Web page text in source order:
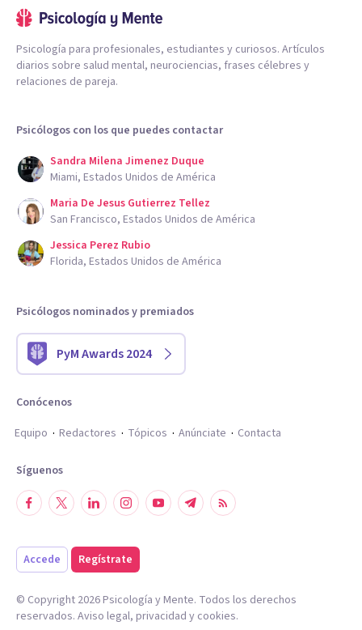
Psicología para profesionales, estudiantes y curiosos. Artículos
diarios sobre salud mental, neurociencias, frases célebres y
relaciones de pareja.
Psicólogos con los que puedes contactar
Sandra Milena Jimenez Duque
Miami, Estados Unidos de América
Maria De Jesus Gutierrez Tellez
San Francisco, Estados Unidos de América
Jessica Perez Rubio
Florida, Estados Unidos de América
Psicólogos nominados y premiados
PyM Awards 2024
Conócenos
Equipo
Redactores Tópicos Anúnciate Contacta
Síguenos
Accede Regístrate
© Copyright 2026Psicología y Mente. Todos los derechos
reservados. Aviso legal, privacidad y cookies.